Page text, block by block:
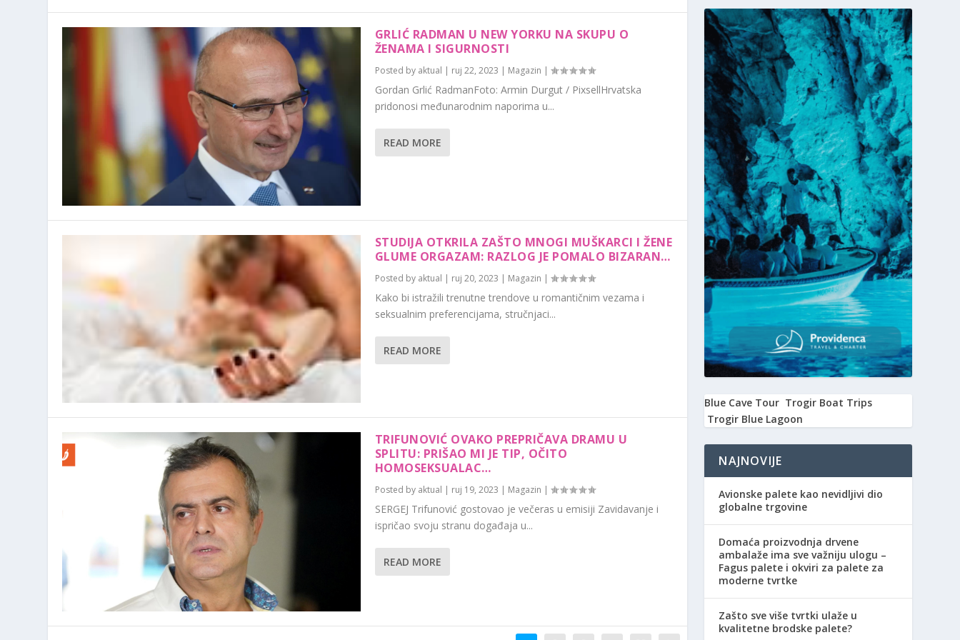
GRLIĆ RADMAN U NEW YORKU NA SKUPU O
ŽENAMA I SIGURNOSTI
Posted by aktual | ruj 22, 2023 | Magazin |
Gordan Grlić RadmanFoto: Armin Durgut / PixsellHrvatska
pridonosi međunarodnim naporima u...
READ MORE
STUDIJA OTKRILA ZAŠTO MNOGI MUŠKARCI I ŽENE
GLUME ORGAZAM: RAZLOG JE POMALO BIZARAN…
Posted by aktual | ruj 20, 2023 | Magazin |
Kako bi istražili trenutne trendove u romantičnim vezama i
seksualnim preferencijama, stručnjaci...
READ MORE
TRIFUNOVIĆ OVAKO PREPRIČAVA DRAMU U
SPLITU: PRIŠAO MI JE TIP, OČITO
HOMOSEKSUALAC…
Posted by aktual | ruj 19, 2023 | Magazin |
SERGEJ Trifunović gostovao je večeras u emisiji Zavidavanje i
ispričao svoju stranu događaja u...
READ MORE
Blue Cave Tour Trogir Boat Trips
Trogir Blue Lagoon
NAJNOVIJE
Avionske palete kao nevidljivi dio
globalne trgovine
Domaća proizvodnja drvene
ambalaže ima sve važniju ulogu –
Fagus palete i okviri za palete za
moderne tvrtke
Zašto sve više tvrtki ulaže u
kvalitetne brodske palete?